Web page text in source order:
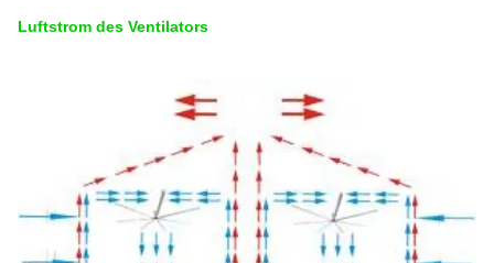
Luftstrom des Ventilators